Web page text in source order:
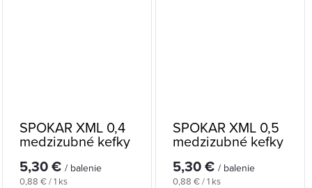
SPOKAR XML 0,4
medzizubné kefky
5,30 € / balenie
Jednotková
0,88 € / 1 ks
SPOKAR XML 0,5
medzizubné kefky
5,30 € / balenie
Jednotková
0,88 € / 1 ks